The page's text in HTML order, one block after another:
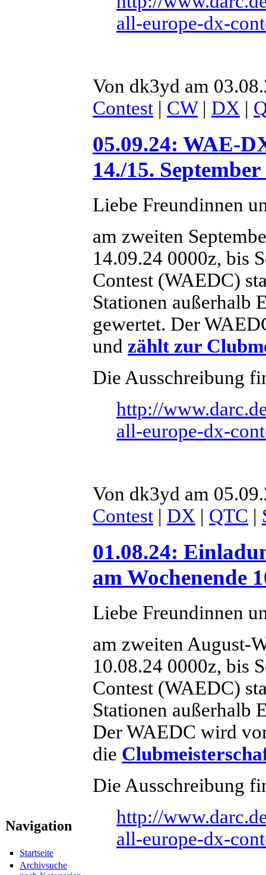
Navigation
Startseite
Archivsuche
all-europe-dx-
Von dk3yd am
Contest | CW| DX |
05.09.24: WAE-
14./15. September
Liebe Freundinnen
am zweiten
14.09.24 0000z, bis
Contest (WAEDC)
Stationen außerhalb
gewertet. Der
und zählt zur
Die Ausschreibung
http://
all-europe-dx-
Von dk3yd am
Contest | DX | QTC |
01.08.24:
am Wochenende
Liebe Freundinnen
am zweiten August-
10.08.24 0000z, bis
Contest (WAEDC)
Stationen außerhalb
Der WAEDC wird
die
Die Ausschreibung
http://
all-europe-dx-